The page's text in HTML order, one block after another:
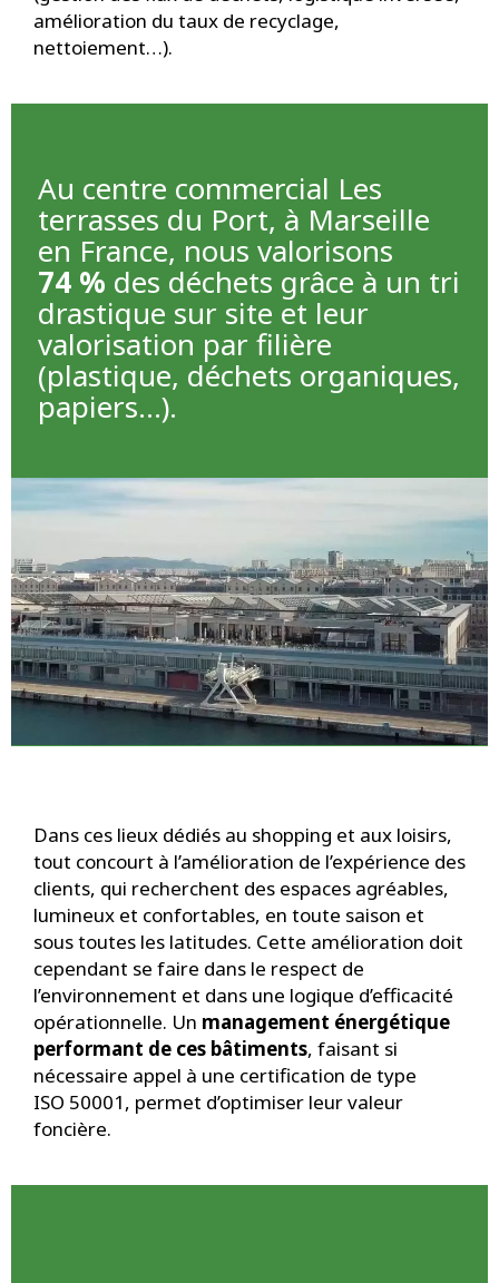
amélioration du taux de recyclage,
nettoiement…).
Au centre commercial Les
terrasses du Port, à Marseille
en France, nous valorisons
74 % des déchets grâce à un tri
drastique sur site et leur
valorisation par filière
(plastique, déchets organiques,
papiers…).
Dans ces lieux dédiés au shopping et aux loisirs,
tout concourt à l’amélioration de l’expérience des
clients, qui recherchent des espaces agréables,
lumineux et confortables, en toute saison et
sous toutes les latitudes. Cette amélioration doit
cependant se faire dans le respect de
l’environnement et dans une logique d’efficacité
opérationnelle. Un management énergétique
performant de ces bâtiments, faisant si
nécessaire appel à une certification de type
ISO 50001, permet d’optimiser leur valeur
foncière.